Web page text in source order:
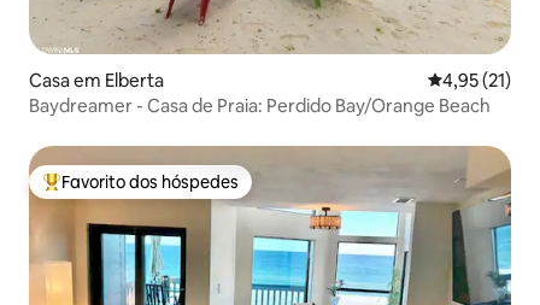
Casa em Elberta Classificação
4,95 (21)
Baydreamer - Casa de Praia: Perdido Bay/Orange Beach
Favoritos dos hóspedes mais apreciados
Favorito dos hóspedes